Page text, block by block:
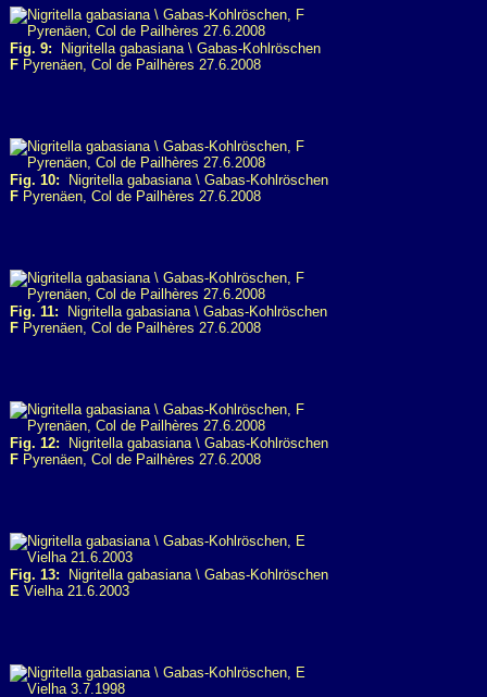
Fig. 9: Nigritella gabasiana \ Gabas-Kohlröschen
F Pyrenäen, Col de Pailhères 27.6.2008
Fig. 10: Nigritella gabasiana \ Gabas-Kohlröschen
F Pyrenäen, Col de Pailhères 27.6.2008
Fig. 11: Nigritella gabasiana \ Gabas-Kohlröschen
F Pyrenäen, Col de Pailhères 27.6.2008
Fig. 12: Nigritella gabasiana \ Gabas-Kohlröschen
F Pyrenäen, Col de Pailhères 27.6.2008
Fig. 13: Nigritella gabasiana \ Gabas-Kohlröschen
E Vielha 21.6.2003